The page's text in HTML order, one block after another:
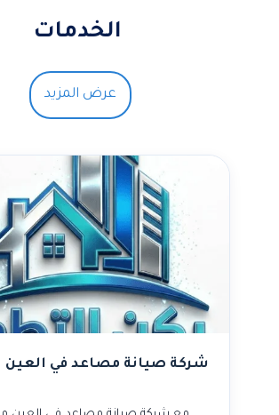
الخدمات
عرض المزيد
شركة صيانة مصاعد في العين